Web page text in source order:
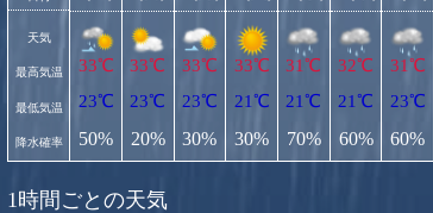
天気
最高気温
最低気温
降水確率
33℃
23℃
50%
33℃
23℃
20%
33℃
23℃
30%
33℃
21℃
30%
31℃
21℃
70%
32℃
21℃
60%
31℃
23℃
60%
1時間ごとの天気